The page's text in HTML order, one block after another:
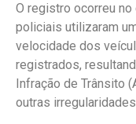
O registro ocorreu
policiais utilizaram
velocidade dos
registrados,
Infração de Trânsito
outras